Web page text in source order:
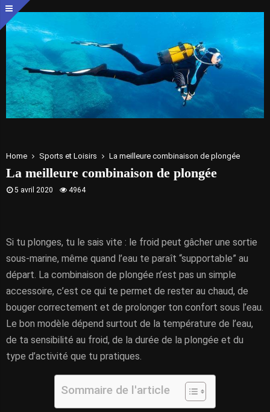
Home Sports et Loisirs La meilleure combinaison de plongée
La meilleure combinaison de plongée
5 avril 2020 4964
Si tu plonges, tu le sais vite : le froid peut gâcher une sortie
sous-marine, même quand l’eau te paraît “supportable” au
départ. La combinaison de plongée n’est pas un simple
accessoire, c’est ce qui te permet de rester au chaud, de
bouger correctement et de prolonger ton confort sous l’eau.
Le bon modèle dépend surtout de la température de l’eau,
de ta sensibilité au froid, de la durée de la plongée et du
type d’activité que tu pratiques.
Sommaire de l'article